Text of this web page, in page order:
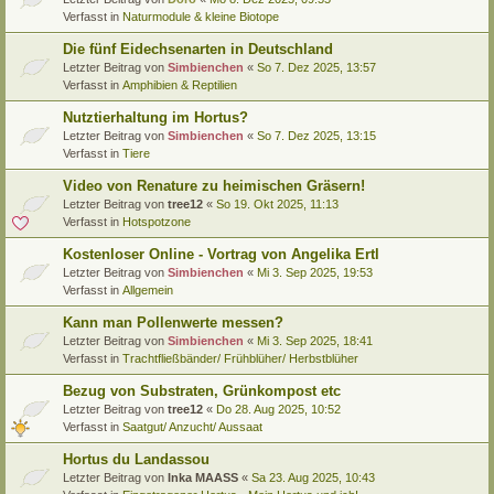
Verfasst in Naturmodule & kleine Biotope
Die fünf Eidechsenarten in Deutschland
Letzter Beitrag von Simbienchen « So 7. Dez 2025, 13:57
Verfasst in Amphibien & Reptilien
Nutztierhaltung im Hortus?
Letzter Beitrag von Simbienchen « So 7. Dez 2025, 13:15
Verfasst in Tiere
Video von Renature zu heimischen Gräsern!
Letzter Beitrag von tree12 « So 19. Okt 2025, 11:13
Verfasst in Hotspotzone
Kostenloser Online - Vortrag von Angelika Ertl
Letzter Beitrag von Simbienchen « Mi 3. Sep 2025, 19:53
Verfasst in Allgemein
Kann man Pollenwerte messen?
Letzter Beitrag von Simbienchen « Mi 3. Sep 2025, 18:41
Verfasst in Trachtfließbänder/ Frühblüher/ Herbstblüher
Bezug von Substraten, Grünkompost etc
Letzter Beitrag von tree12 « Do 28. Aug 2025, 10:52
Verfasst in Saatgut/ Anzucht/ Aussaat
Hortus du Landassou
Letzter Beitrag von Inka MAASS « Sa 23. Aug 2025, 10:43